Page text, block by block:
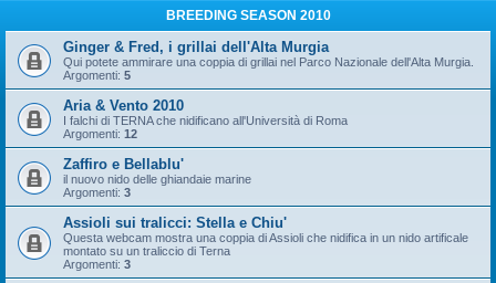
BREEDING SEASON 2010
Ginger & Fred, i grillai dell'Alta Murgia
Qui potete ammirare una coppia di grillai nel Parco Nazionale dell'Alta Murgia.
Argomenti: 5
Aria & Vento 2010
I falchi di TERNA che nidificano all'Università di Roma
Argomenti: 12
Zaffiro e Bellablu'
il nuovo nido delle ghiandaie marine
Argomenti: 3
Assioli sui tralicci: Stella e Chiu'
Questa webcam mostra una coppia di Assioli che nidifica in un nido artificale
montato su un traliccio di Terna
Argomenti: 3